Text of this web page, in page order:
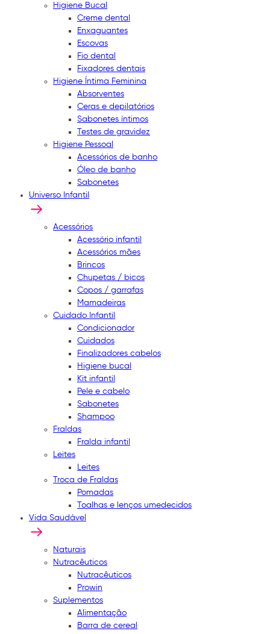
Higiene Bucal
Creme dental
Enxaguantes
Escovas
Fio dental
Fixadores dentais
Higiene Íntima Feminina
Absorventes
Ceras e depilatórios
Sabonetes íntimos
Testes de gravidez
Higiene Pessoal
Acessórios de banho
Óleo de banho
Sabonetes
Universo Infantil
Acessórios
Acessório infantil
Acessórios mães
Brincos
Chupetas / bicos
Copos / garrafas
Mamadeiras
Cuidado Infantil
Condicionador
Cuidados
Finalizadores cabelos
Higiene bucal
Kit infantil
Pele e cabelo
Sabonetes
Shampoo
Fraldas
Fralda infantil
Leites
Leites
Troca de Fraldas
Pomadas
Toalhas e lenços umedecidos
Vida Saudável
Naturais
Nutracêuticos
Nutracêuticos
Prowin
Suplementos
Alimentação
Barra de cereal